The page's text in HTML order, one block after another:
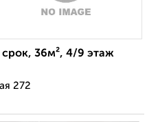
36м², 4/9 этаж
272